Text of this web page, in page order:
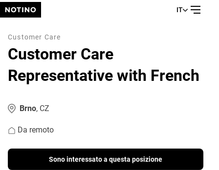
IT
Customer Care
Customer Care
Representative with French
Brno, CZ
Da remoto
Sono interessato a questa posizione